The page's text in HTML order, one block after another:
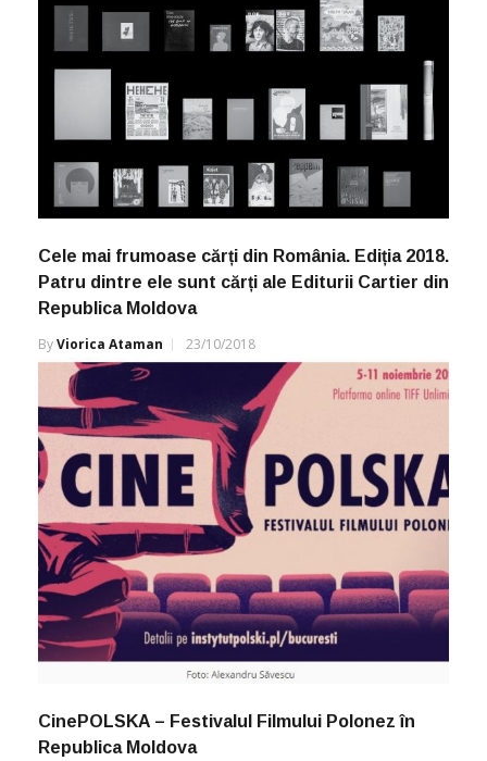
Cele mai frumoase cărți din România. Ediția 2018.
Patru dintre ele sunt cărți ale Editurii Cartier din
Republica Moldova
ByViorica Ataman 23/10/2018
CinePOLSKA – Festivalul Filmului Polonez în
Republica Moldova